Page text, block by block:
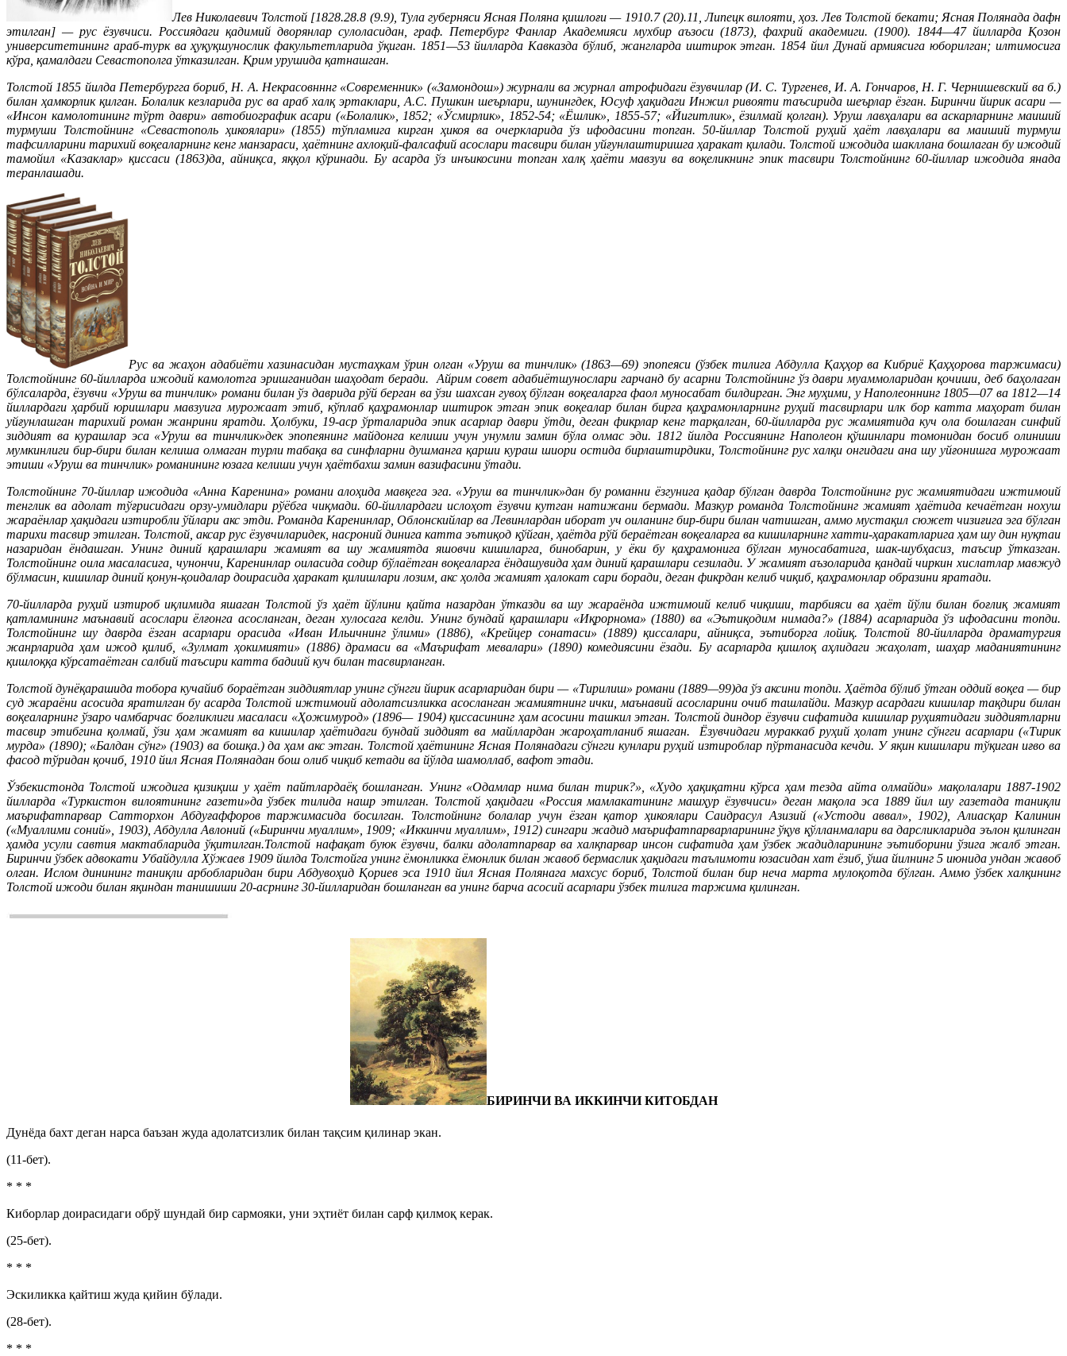
Лев Николаевич Толстой [1828.28.8 (9.9), Тула губерняси Ясная Поляна қишлоғи — 1910.7 (20).11, Липецк вилояти, ҳоз. Лев Толстой бекати; Ясная Полянада дафн
этилган] — рус ёзувчиси. Россиядаги қадимий дворянлар сулоласидан, граф. Петербург Фанлар Академияси мухбир аъзоси (1873), фахрий академиги. (1900). 1844—47 йилларда Қозон
университетининг араб-турк ва ҳуқуқшунослик факультетларида ўқиган. 1851—53 йилларда Кавказда бўлиб, жангларда иштирок этган. 1854 йил Дунай армиясига юборилган; илтимосига
кўра, қамалдаги Севастополга ўтказилган. Қрим урушида қатнашган.
Толстой 1855 йилда Петербургга бориб, Н. А. Некрасовнннг «Современник» («Замондош») журнали ва журнал атрофидаги ёзувчилар (И. С. Тургенев, И. А. Гончаров, Н. Г. Чернишевский ва б.)
билан ҳамкорлик қилган. Болалик кезларида рус ва араб халқ эртаклари, А.С. Пушкин шеърлари, шунингдек, Юсуф ҳақидаги Инжил ривояти таъсирида шеърлар ёзган. Биринчи йирик асари —
«Инсон камолотининг тўрт даври» автобиографик асари («Болалик», 1852; «Ўсмирлик», 1852-54; «Ёшлик», 1855-57; «Йигитлик», ёзилмай қолган). Уруш лавҳалари ва аскарларнинг маиший
турмуши Толстойнинг «Севастополь ҳикоялари» (1855) тўпламига кирган ҳикоя ва очеркларида ўз ифодасини топган. 50-йиллар Толстой руҳий ҳаёт лавҳалари ва маиший турмуш
тафсилларини тарихий воқеаларнинг кенг манзараси, ҳаётнинг ахлоқий-фалсафий асослари тасвири билан уйғунлаштиришга ҳаракат қилади. Толстой ижодида шакллана бошлаган бу ижодий
тамойил «Казаклар» қиссаси (1863)да, айниқса, яққол кўринади. Бу асарда ўз инъикосини топган халқ ҳаёти мавзуи ва воқеликнинг эпик тасвири Толстойнинг 60-йиллар ижодида янада
теранлашади.
Рус ва жаҳон адабиёти хазинасидан мустаҳкам ўрин олган «Уруш ва тинчлик» (1863—69) эпопеяси (ўзбек тилига Абдулла Қаҳҳор ва Кибриё Қаҳҳорова таржимаси)
Толстойнинг 60-йилларда ижодий камолотга эришганидан шаҳодат беради. Айрим совет адабиётшунослари гарчанд бу асарни Толстойнинг ўз даври муаммоларидан қочиши, деб баҳолаган
бўлсаларда, ёзувчи «Уруш ва тинчлик» романи билан ўз даврида рўй берган ва ўзи шахсан гувоҳ бўлган воқеаларга фаол муносабат билдирган. Энг муҳими, у Наполеоннинг 1805—07 ва 1812—14
йиллардаги ҳарбий юришлари мавзуига мурожаат этиб, кўплаб қаҳрамонлар иштирок этган эпик воқеалар билан бирга қаҳрамонларнинг руҳий тасвирлари илк бор катта маҳорат билан
уйғунлашган тарихий роман жанрини яратди. Ҳолбуки, 19-аср ўрталарида эпик асарлар даври ўтди, деган фикрлар кенг тарқалган, 60-йилларда рус жамиятида куч ола бошлаган синфий
зиддият ва курашлар эса «Уруш ва тинчлик»дек эпопеянинг майдонга келиши учун унумли замин бўла олмас эди. 1812 йилда Россиянинг Наполеон қўшинлари томонидан босиб олиниши
мумкинлиги бир-бири билан келиша олмаган турли табақа ва синфларни душманга қарши кураш шиори остида бирлаштирдики, Толстойнинг рус халқи онгидаги ана шу уйғонишга мурожаат
этиши «Уруш ва тинчлик» романининг юзага келиши учун ҳаётбахш замин вазифасини ўтади.
Толстойнинг 70-йиллар ижодида «Анна Каренина» романи алоҳида мавқега эга. «Уруш ва тинчлик»дан бу романни ёзгунига қадар бўлган даврда Толстойнинг рус жамиятидаги ижтимоий
тенглик ва адолат тўғрисидаги орзу-умидлари рўёбга чиқмади. 60-йиллардаги ислоҳот ёзувчи кутган натижани бермади. Мазкур романда Толстойнинг жамият ҳаётида кечаётган нохуш
жараёнлар ҳақидаги изтиробли ўйлари акс этди. Романда Каренинлар, Облонскийлар ва Левинлардан иборат уч оиланинг бир-бири билан чатишган, аммо мустақил сюжет чизиғига эга бўлган
тарихи тасвир этилган. Толстой, аксар рус ёзувчиларидек, насроний динига катта эътиқод қўйган, ҳаётда рўй бераётган воқеаларга ва кишиларнинг хатти-ҳаракатларига ҳам шу дин нуқтаи
назаридан ёндашган. Унинг диний қарашлари жамият ва шу жамиятда яшовчи кишиларга, бинобарин, у ёки бу қаҳрамонига бўлган муносабатига, шак-шубҳасиз, таъсир ўтказган.
Толстойнинг оила масаласига, чунончи, Каренинлар оиласида содир бўлаётган воқеаларга ёндашувида ҳам диний қарашлари сезилади. У жамият аъзоларида қандай чиркин хислатлар мавжуд
бўлмасин, кишилар диний қонун-қоидалар доирасида ҳаракат қилишлари лозим, акс ҳолда жамият ҳалокат сари боради, деган фикрдан келиб чиқиб, қаҳрамонлар образини яратади.
70-йилларда руҳий изтироб иқлимида яшаган Толстой ўз ҳаёт йўлини қайта назардан ўтказди ва шу жараёнда ижтимоий келиб чиқиши, тарбияси ва ҳаёт йўли билан боғлиқ жамият
қатламининг маънавий асослари ёлғонга асосланган, деган хулосага келди. Унинг бундай қарашлари «Иқрорнома» (1880) ва «Эътиқодим нимада?» (1884) асарларида ўз ифодасини топди.
Толстойнинг шу даврда ёзган асарлари орасида «Иван Ильичнинг ўлими» (1886), «Крейцер сонатаси» (1889) қиссалари, айниқса, эътиборга лойиқ. Толстой 80-йилларда драматургия
жанрларида ҳам ижод қилиб, «Зулмат ҳокимияти» (1886) драмаси ва «Маърифат мевалари» (1890) комедиясини ёзади. Бу асарларда қишлоқ аҳлидаги жаҳолат, шаҳар маданиятининг
қишлоққа кўрсатаётган салбий таъсири катта бадиий куч билан тасвирланган.
Толстой дунёқарашида тобора кучайиб бораётган зиддиятлар унинг сўнгги йирик асарларидан бири — «Тирилиш» романи (1889—99)да ўз аксини топди. Ҳаётда бўлиб ўтган оддий воқеа — бир
суд жараёни асосида яратилган бу асарда Толстой ижтимоий адолатсизликка асосланган жамиятнинг ички, маънавий асосларини очиб ташлайди. Мазкур асардаги кишилар тақдири билан
воқеаларнинг ўзаро чамбарчас боғликлиги масаласи «Ҳожимурод» (1896— 1904) қиссасининг ҳам асосини ташкил этган. Толстой диндор ёзувчи сифатида кишилар руҳиятидаги зиддиятларни
тасвир этибгина қолмай, ўзи ҳам жамият ва кишилар ҳаётидаги бундай зиддият ва майллардан жароҳатланиб яшаган. Ёзувчидаги мураккаб руҳий ҳолат унинг сўнгги асарлари («Тирик
мурда» (1890); «Балдан сўнг» (1903) ва бошқа.) да ҳам акс этган. Толстой ҳаётининг Ясная Полянадаги сўнгги кунлари руҳий изтироблар пўртанасида кечди. У яқин кишилари тўқиган иғво ва
фасод тўридан қочиб, 1910 йил Ясная Полянадан бош олиб чиқиб кетади ва йўлда шамоллаб, вафот этади.
Ўзбекистонда Толстой ижодига қизиқиш у ҳаёт пайтлардаёқ бошланган. Унинг «Одамлар нима билан тирик?», «Худо ҳақиқатни кўрса ҳам тезда айта олмайди» мақолалари 1887-1902
йилларда «Туркистон вилоятининг газети»да ўзбек тилида нашр этилган. Толстой ҳақидаги «Россия мамлакатининг машҳур ёзувчиси» деган мақола эса 1889 йил шу газетада таниқли
маърифатпарвар Сатторхон Абдуғаффоров таржимасида босилган. Толстойнинг болалар учун ёзган қатор ҳикоялари Саидрасул Азизий («Устоди аввал», 1902), Алиасқар Калинин
(«Муаллими соний», 1903), Абдулла Авлоний («Биринчи муаллим», 1909; «Иккинчи муаллим», 1912) сингари жадид маърифатпарварларининг ўқув қўлланмалари ва дарсликларида эълон қилинган
ҳамда усули савтия мактабларида ўқитилган.Толстой нафақат буюк ёзувчи, балки адолатпарвар ва халқпарвар инсон сифатида ҳам ўзбек жадидларининг эътиборини ўзига жалб этган.
Биринчи ўзбек адвокати Убайдулла Хўжаев 1909 йилда Толстойга унинг ёмонликка ёмонлик билан жавоб бермаслик ҳақидаги таълимоти юзасидан хат ёзиб, ўша йилнинг 5 июнида ундан жавоб
олган. Ислом динининг таниқли арбобларидан бири Абдувоҳид Қориев эса 1910 йил Ясная Полянага махсус бориб, Толстой билан бир неча марта мулоқотда бўлган. Аммо ўзбек халқининг
Толстой ижоди билан яқиндан танишиши 20-асрнинг 30-йилларидан бошланган ва унинг барча асосий асарлари ўзбек тилига таржима қилинган.
БИРИНЧИ ВА ИККИНЧИ КИТОБДАН
Дунёда бахт деган нарса баъзан жуда адолатсизлик билан тақсим қилинар экан.
(11-бет).
* * *
Киборлар доирасидаги обрў шундай бир сармояки, уни эҳтиёт билан сарф қилмоқ керак.
(25-бет).
* * *
Эскиликка қайтиш жуда қийин бўлади.
(28-бет).
* * *